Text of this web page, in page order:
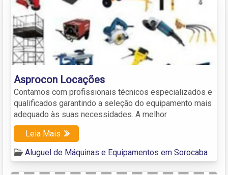
Asprocon Locações
Contamos com profissionais técnicos especializados e
qualificados garantindo a seleção do equipamento mais
adequado às suas necessidades. A melhor
Leia Mais
Aluguel de Máquinas e Equipamentos em Sorocaba